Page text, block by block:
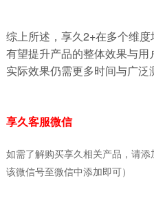
综上所述，享久2+在多个维
有望提升产品的整体效果与
实际效果仍需更多时间与广泛
享久客服微信
如需了解购买享久相关产品，请
该微信号至微信中添加即可）